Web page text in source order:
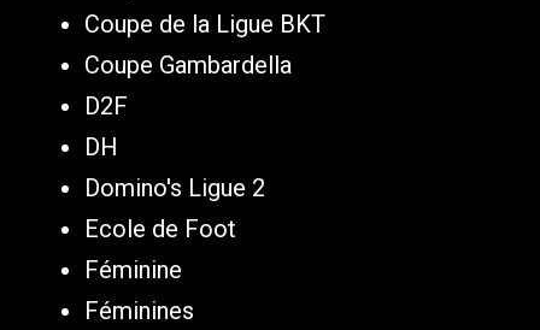
Coupe de la Ligue BKT
Coupe Gambardella
D2F
DH
Domino's Ligue 2
Ecole de Foot
Féminine
Féminines